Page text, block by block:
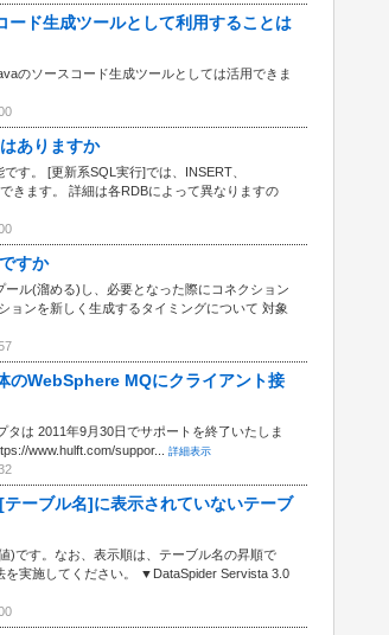
ド生成ツールとして利用することは
のソースコード生成ツールとしては活用できま
ありますか
す。 [更新系SQL実行]では、INSERT、
きます。 詳細は各RDBによって異なりますの
すか
ル(溜める)し、必要となった際にコネクション
ンを新しく生成するタイミングについて 対象
WebSphere MQにクライアント接
は 2011年9月30日でサポートを終了いたしま
www.hulft.com/suppor...
詳細表示
ーブル名]に表示されていないテーブ
)です。なお、表示順は、テーブル名の昇順で
実施してください。 ▼DataSpider Servista 3.0